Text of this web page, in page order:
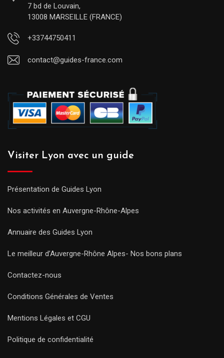
7 bd de Louvain,
13008 MARSEILLE (FRANCE)
+33744750411
contact@guides-france.com
Visiter Lyon avec un guide
Présentation de Guides Lyon
Nos activités en Auvergne-Rhône-Alpes
Annuaire des Guides Lyon
Le meilleur d’Auvergne-Rhône Alpes- Nos bons plans
Contactez-nous
Conditions Générales de Ventes
Mentions Légales et CGU
Politique de confidentialité